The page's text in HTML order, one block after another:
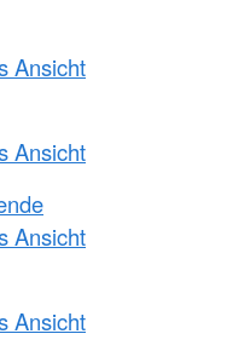
Ansicht
Ansicht
Ansicht
Ansicht